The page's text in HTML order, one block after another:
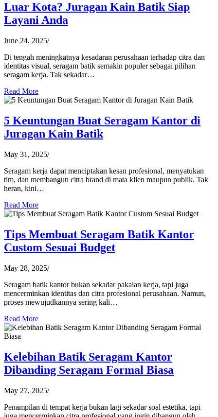
Luar Kota? Juragan Kain Batik Siap
Layani Anda
June 24, 2025/
Di tengah meningkatnya kesadaran perusahaan terhadap citra dan
identitas visual, seragam batik semakin populer sebagai pilihan
seragam kerja. Tak sekadar…
Read More
5 Keuntungan Buat Seragam Kantor di
Juragan Kain Batik
May 31, 2025/
Seragam kerja dapat menciptakan kesan profesional, menyatukan
tim, dan membangun citra brand di mata klien maupun publik. Tak
heran, kini…
Read More
Tips Membuat Seragam Batik Kantor
Custom Sesuai Budget
May 28, 2025/
Seragam batik kantor bukan sekadar pakaian kerja, tapi juga
mencerminkan identitas dan citra profesional perusahaan. Namun,
proses mewujudkannya sering kali…
Read More
Kelebihan Batik Seragam Kantor
Dibanding Seragam Formal Biasa
May 27, 2025/
Penampilan di tempat kerja bukan lagi sekadar soal estetika, tapi